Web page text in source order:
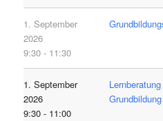
1. September
2026
9:30 - 11:30
1. September
2026
9:30 - 11:00
Grundbildung